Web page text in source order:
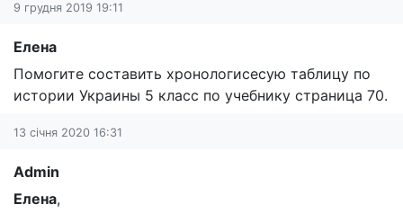
9 грудня 2019 19:11
Елена
Помогите составить хронологисесую таблицу по
истории Украины 5 класс по учебнику страница 70.
13 січня 2020 16:31
Admin
Елена,